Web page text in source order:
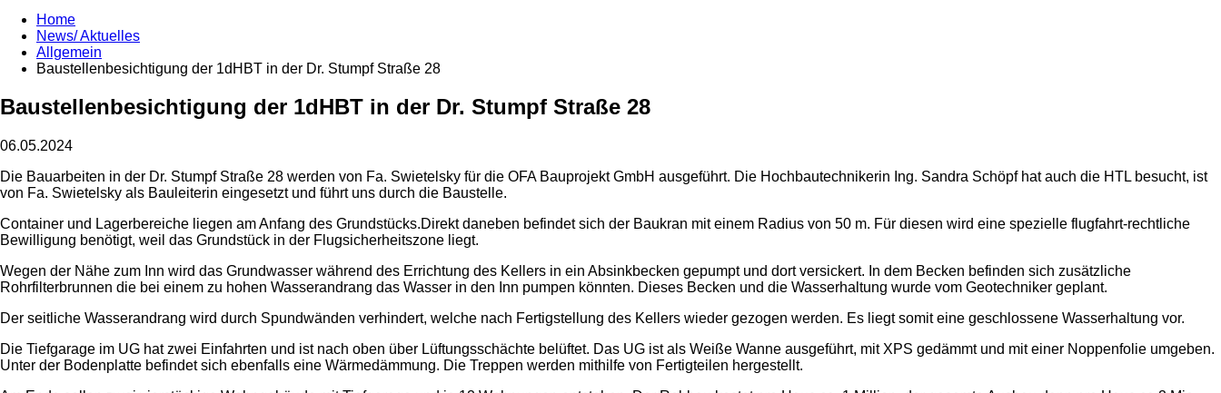
Home
News/ Aktuelles
Allgemein
Baustellenbesichtigung der 1dHBT in der Dr. Stumpf Straße 28
Baustellenbesichtigung der 1dHBT in der Dr. Stumpf Straße 28
06.05.2024
Die Bauarbeiten in der Dr. Stumpf Straße 28 werden von Fa. Swietelsky für die OFA Bauprojekt GmbH ausgeführt. Die Hochbautechnikerin Ing. Sandra Schöpf hat auch die HTL besucht, ist
von Fa. Swietelsky als Bauleiterin eingesetzt und führt uns durch die Baustelle.
Container und Lagerbereiche liegen am Anfang des Grundstücks.Direkt daneben befindet sich der Baukran mit einem Radius von 50 m. Für diesen wird eine spezielle flugfahrt-rechtliche
Bewilligung benötigt, weil das Grundstück in der Flugsicherheitszone liegt.
Wegen der Nähe zum Inn wird das Grundwasser während des Errichtung des Kellers in ein Absinkbecken gepumpt und dort versickert. In dem Becken befinden sich zusätzliche
Rohrfilterbrunnen die bei einem zu hohen Wasserandrang das Wasser in den Inn pumpen könnten. Dieses Becken und die Wasserhaltung wurde vom Geotechniker geplant.
Der seitliche Wasserandrang wird durch Spundwänden verhindert, welche nach Fertigstellung des Kellers wieder gezogen werden. Es liegt somit eine geschlossene Wasserhaltung vor.
Die Tiefgarage im UG hat zwei Einfahrten und ist nach oben über Lüftungsschächte belüftet. Das UG ist als Weiße Wanne ausgeführt, mit XPS gedämmt und mit einer Noppenfolie umgeben.
Unter der Bodenplatte befindet sich ebenfalls eine Wärmedämmung. Die Treppen werden mithilfe von Fertigteilen hergestellt.